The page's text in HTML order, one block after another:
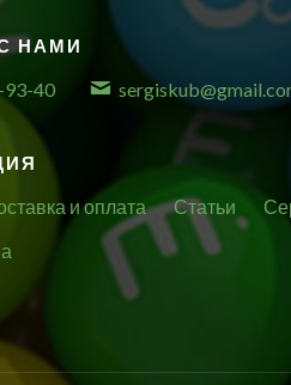
НАМИ
93-40
и оплата Статьи